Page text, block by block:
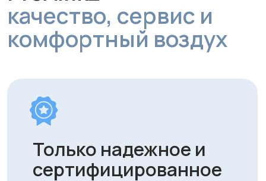
Персональный
подбор решения под
ваше помещение